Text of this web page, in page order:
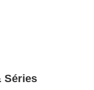
Séries